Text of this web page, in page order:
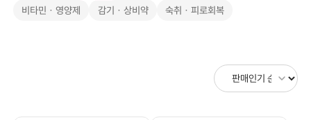
비타민 · 영양제
감기 · 상비약 숙취 · 피로회복